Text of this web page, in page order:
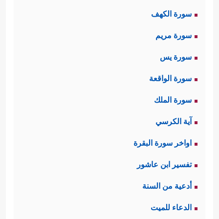
في عقله:
وزكَّاه في دينه ومكانته عند ربه:
سورة الكهف
سورة مريم
سورة يس
سورة الواقعة
سورة الملك
آية الكرسي
اواخر سورة البقرة
تفسير ابن عاشور
أدعية من السنة
الدعاء للميت